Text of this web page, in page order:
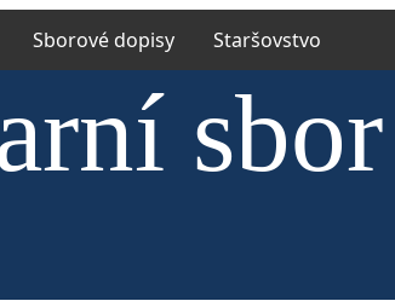
Sborové dopisy Staršovstvo
sbor